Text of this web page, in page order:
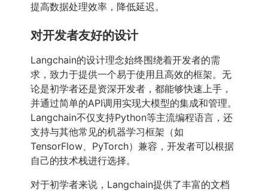
提高数据处理效率，降低延迟。
对开发者友好的设计
Langchain的设计理念始终围绕着开发者的需
求，致力于提供一个易于使用且高效的框架。无
论是初学者还是资深开发者，都能够快速上手，
并通过简单的API调用实现大模型的集成和管理。
Langchain不仅支持Python等主流编程语言，还
支持与其他常见的机器学习框架（如
TensorFlow、PyTorch）兼容，开发者可以根据
自己的技术栈进行选择。
对于初学者来说，Langchain提供了丰富的文档